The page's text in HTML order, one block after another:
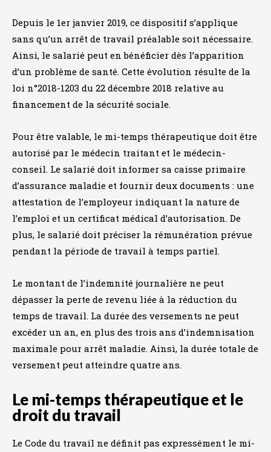
Depuis le 1er janvier 2019, ce dispositif s’applique
sans qu’un arrêt de travail préalable soit nécessaire.
Ainsi, le salarié peut en bénéficier dès l’apparition
d’un problème de santé. Cette évolution résulte de la
loi n°2018-1203 du 22 décembre 2018 relative au
financement de la sécurité sociale.
Pour être valable, le mi-temps thérapeutique doit être
autorisé par le médecin traitant et le médecin-
conseil. Le salarié doit informer sa caisse primaire
d’assurance maladie et fournir deux documents : une
attestation de l’employeur indiquant la nature de
l’emploi et un certificat médical d’autorisation. De
plus, le salarié doit préciser la rémunération prévue
pendant la période de travail à temps partiel.
Le montant de l’indemnité journalière ne peut
dépasser la perte de revenu liée à la réduction du
temps de travail. La durée des versements ne peut
excéder un an, en plus des trois ans d’indemnisation
maximale pour arrêt maladie. Ainsi, la durée totale de
versement peut atteindre quatre ans.
Le mi-temps thérapeutique et le
droit du travail
Le Code du travail ne définit pas expressément le mi-